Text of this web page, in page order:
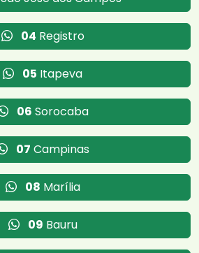
04 Registro
05 Itapeva
06 Sorocaba
07 Campinas
08 Marília
09 Bauru